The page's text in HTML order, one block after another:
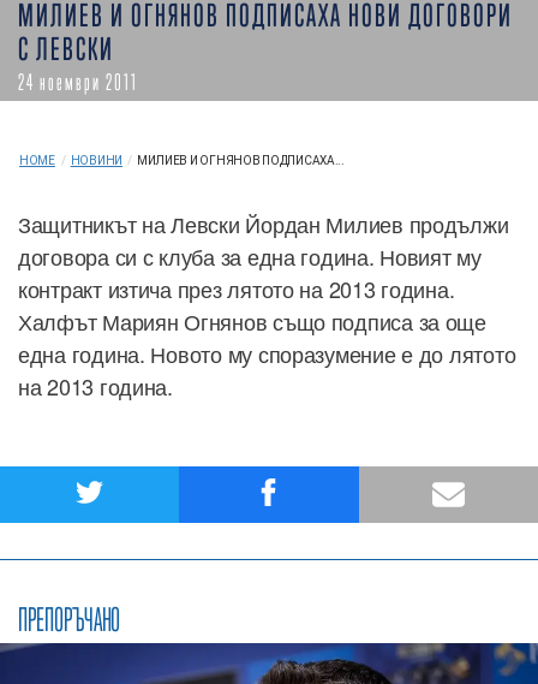
МИЛИЕВ И ОГНЯНОВ ПОДПИСАХА НОВИ ДОГОВОРИ
С ЛЕВСКИ
24 ноември 2011
HOME / НОВИНИ / МИЛИЕВ И ОГНЯНОВ ПОДПИСАХА...
Защитникът на Левски Йордан Милиев продължи
договора си с клуба за една година. Новият му
контракт изтича през лятото на 2013 година.
Халфът Мариян Огнянов също подписа за още
една година. Новото му споразумение е до лятото
на 2013 година.
ПРЕПОРЪЧАНО